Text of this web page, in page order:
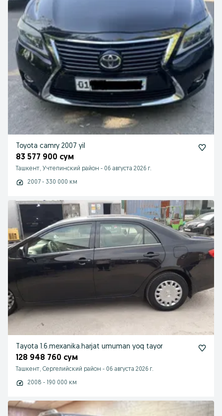
Toyota camry 2007 yil
83 577 900 сум
Ташкент, Учтепинский район - 06 августа 2026 г.
2007 - 330 000 км
Tayota 1.6.mexanika.harjat umuman yoq tayor
128 948 760 сум
Ташкент, Сергелийский район - 06 августа 2026 г.
2008 - 190 000 км